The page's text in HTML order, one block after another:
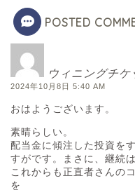
POSTED
ウィニングチケ
2024年10月8日 5:40 AM
おはようございます。
素晴らしい。
配当金に傾注した投資を
すがです。まさに、継続
これからも正直者さんの
を